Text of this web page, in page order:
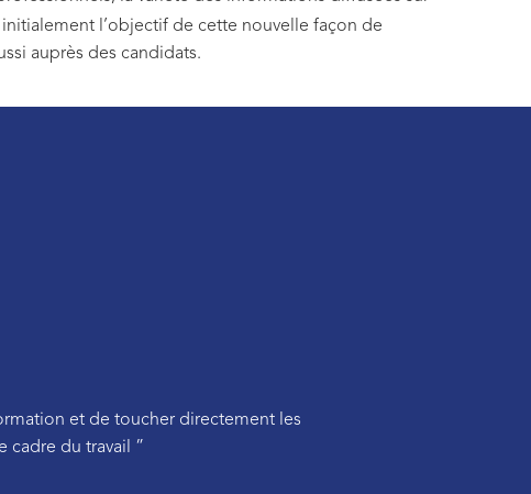
initialement l’objectif de cette nouvelle façon de
auprès des candidats.
et de toucher directement les
cadre du travail ”